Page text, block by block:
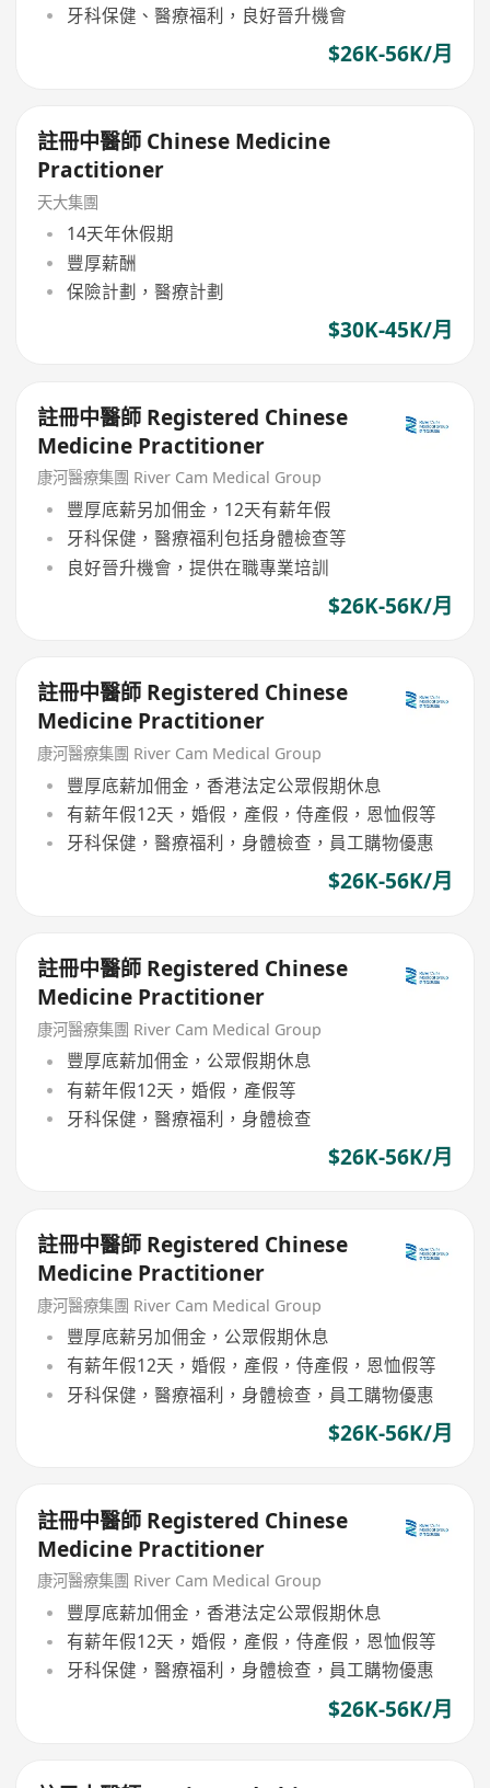
牙科保健、醫療福利，良好晉升機會
$26K-56K/月
註冊中醫師 Chinese Medicine
Practitioner
天大集團
14天年休假期
豐厚薪酬
保險計劃，醫療計劃
$30K-45K/月
註冊中醫師 Registered Chinese
Medicine Practitioner
康河醫療集團 River Cam Medical Group
豐厚底薪另加佣金，12天有薪年假
牙科保健，醫療福利包括身體檢查等
良好晉升機會，提供在職專業培訓
$26K-56K/月
註冊中醫師 Registered Chinese
Medicine Practitioner
康河醫療集團 River Cam Medical Group
豐厚底薪加佣金，香港法定公眾假期休息
有薪年假12天，婚假，產假，侍產假，恩恤假等
牙科保健，醫療福利，身體檢查，員工購物優惠
$26K-56K/月
註冊中醫師 Registered Chinese
Medicine Practitioner
康河醫療集團 River Cam Medical Group
豐厚底薪加佣金，公眾假期休息
有薪年假12天，婚假，產假等
牙科保健，醫療福利，身體檢查
$26K-56K/月
註冊中醫師 Registered Chinese
Medicine Practitioner
康河醫療集團 River Cam Medical Group
豐厚底薪另加佣金，公眾假期休息
有薪年假12天，婚假，產假，侍產假，恩恤假等
牙科保健，醫療福利，身體檢查，員工購物優惠
$26K-56K/月
註冊中醫師 Registered Chinese
Medicine Practitioner
康河醫療集團 River Cam Medical Group
豐厚底薪加佣金，香港法定公眾假期休息
有薪年假12天，婚假，產假，侍產假，恩恤假等
牙科保健，醫療福利，身體檢查，員工購物優惠
$26K-56K/月